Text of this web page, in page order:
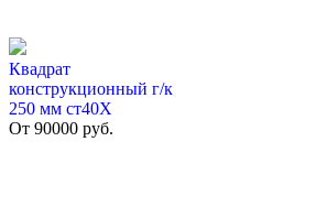
Квадрат
конструкционный г/к
250 мм cт40Х
От 90000 руб.